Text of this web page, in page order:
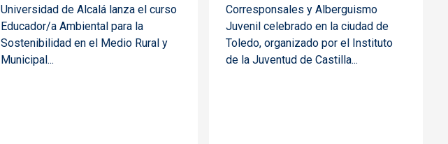
Universidad de Alcalá lanza el curso
Educador/a Ambiental para la
Sostenibilidad en el Medio Rural y
Municipal...
Corresponsales y Alberguismo
Juvenil celebrado en la ciudad de
Toledo, organizado por el Instituto
de la Juventud de Castilla...